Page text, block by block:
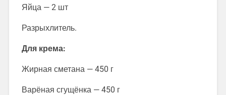
Яйца — 2 шт
Разрыхлитель.
Для крема:
Жирная сметана — 450 г
Варёная сгущёнка — 450 г